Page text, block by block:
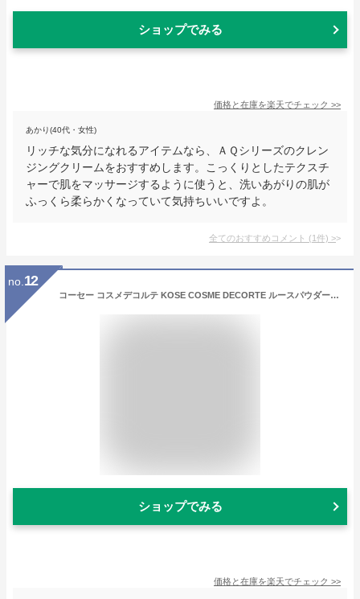
ショップでみる
価格と在庫を楽天でチェック >>
あかり(40代・女性)
リッチな気分になれるアイテムなら、ＡＱシリーズのクレン
ジングクリームをおすすめします。こっくりとしたテクスチ
ャーで肌をマッサージするように使うと、洗いあがりの肌が
ふっくら柔らかくなっていて気持ちいいですよ。
全てのおすすめコメント (1件) >
no. 12
コーセー コスメデコルテ KOSE COSME DECORTE ルースパウダー 20g フェイスパウダー 選べるカラー
ショップでみる
価格と在庫を楽天でチェック >>